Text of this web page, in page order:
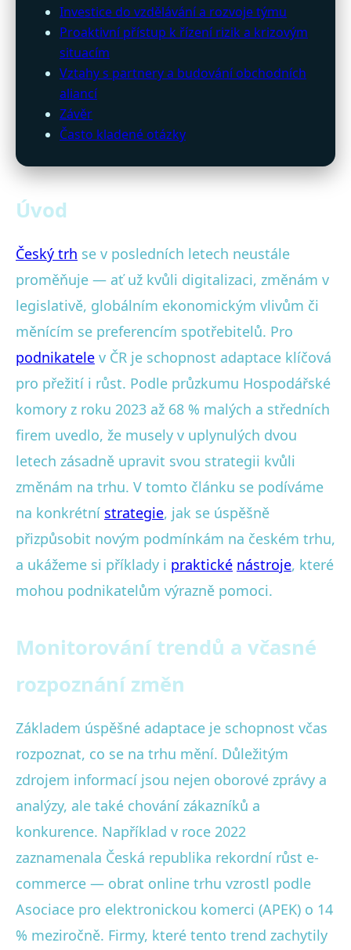
Investice do vzdělávání a rozvoje týmu
Proaktivní přístup k řízení rizik a krizovým
situacím
Vztahy s partnery a budování obchodních
aliancí
Závěr
Často kladené otázky
Úvod
Český trh se v posledních letech neustále
proměňuje — ať už kvůli digitalizaci, změnám v
legislativě, globálním ekonomickým vlivům či
měnícím se preferencím spotřebitelů. Pro
podnikatele v ČR je schopnost adaptace klíčová
pro přežití i růst. Podle průzkumu Hospodářské
komory z roku 2023 až 68 % malých a středních
firem uvedlo, že musely v uplynulých dvou
letech zásadně upravit svou strategii kvůli
změnám na trhu. V tomto článku se podíváme
na konkrétní strategie, jak se úspěšně
přizpůsobit novým podmínkám na českém trhu,
a ukážeme si příklady i praktické nástroje, které
mohou podnikatelům výrazně pomoci.
Monitorování trendů a včasné
rozpoznání změn
Základem úspěšné adaptace je schopnost včas
rozpoznat, co se na trhu mění. Důležitým
zdrojem informací jsou nejen oborové zprávy a
analýzy, ale také chování zákazníků a
konkurence. Například v roce 2022
zaznamenala Česká republika rekordní růst e-
commerce — obrat online trhu vzrostl podle
Asociace pro elektronickou komerci (APEK) o 14
% meziročně. Firmy, které tento trend zachytily